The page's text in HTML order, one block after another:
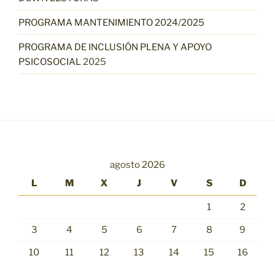
PROGRAMA MANTENIMIENTO 2024/2025
PROGRAMA DE INCLUSIÓN PLENA Y APOYO
PSICOSOCIAL2025
agosto 2026
L
M X J V S D
1 2
3 4 5 6 7 8 9
10 11 12 13 14 15 16